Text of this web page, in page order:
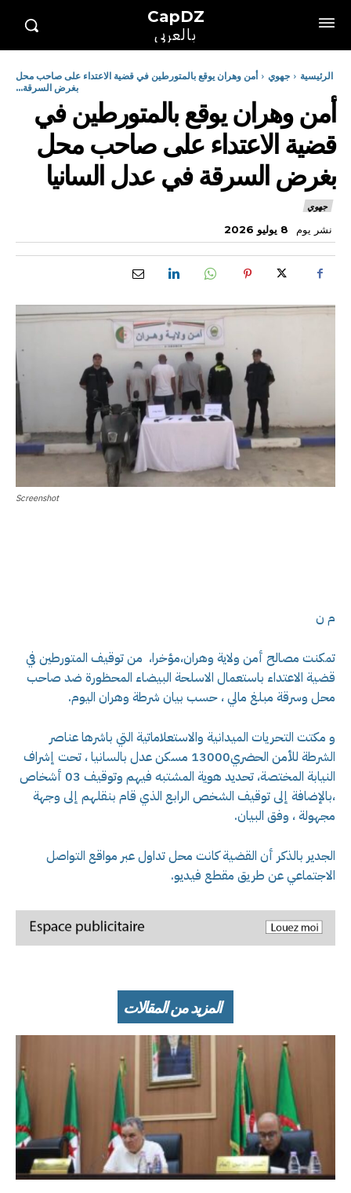
CapDZ
بالعربي
الرئيسية جهوي
أمن وهران يوقع بالمتورطين في قضية الاعتداء على صاحب محل
بغرض السرقة...
أمن وهران يوقع بالمتورطين في
قضية الاعتداء على صاحب محل
بغرض السرقة في عدل السانيا
جهوي
نشر يوم 8 يوليو 2026
Screenshot
م ن
تمكنت مصالح أمن ولاية وهران،مؤخرا، من توقيف المتورطين في
قضية الاعتداء باستعمال الاسلحة البيضاء المحظورة ضد صاحب
محل وسرقة مبلغ مالي ، حسب بيان شرطة وهران اليوم.
و مكتت التحريات الميدانية والاستعلاماتية التي باشرها عناصر
الشرطة للأمن الحضري13000 مسكن عدل بالسانيا ، تحت إشراف
النيابة المختصة، تحديد هوية المشتبه فيهم وتوقيف 03 أشخاص
،بالإضافة إلى توقيف الشخص الرابع الذي قام بنقلهم إلى وجهة
مجهولة ، وفق البيان.
الجدير بالذكر أن القضية كانت محل تداول عبر مواقع التواصل
الاجتماعي عن طريق مقطع فيديو.
المزيد من المقالات